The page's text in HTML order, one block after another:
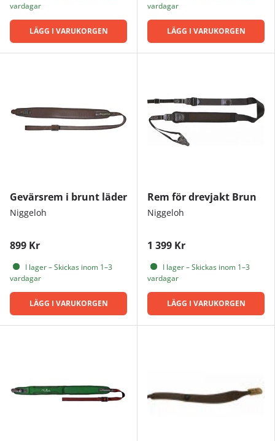
vardagar
LÄGG I VARUKORGEN
vardagar
LÄGG I VARUKORGEN
Gevärsrem i brunt läder
Niggeloh
899 Kr
I lager – Skickas inom 1–3
vardagar
LÄGG I VARUKORGEN
Rem för drevjakt Brun
Niggeloh
1 399 Kr
I lager – Skickas inom 1–3
vardagar
LÄGG I VARUKORGEN